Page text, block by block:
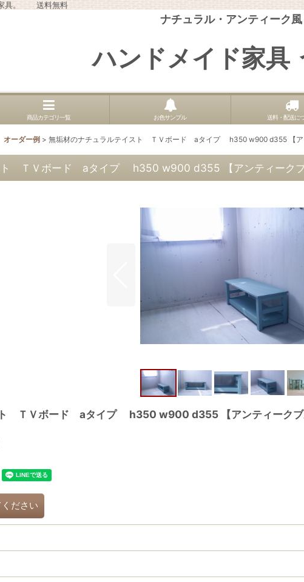
家具。 送料無料
ナチュラル・アンティーク風
ハンドメイド家具
商品カテゴリ一覧 お色サンプル 送料・配送に
ーダー例 > 無垢材のナチュラルテイスト ＴＶボード aタイプ h350 w900 d355 【ア
ト ＴＶボード aタイプ h350 w900 d355 【アンティーク
ト ＴＶボード aタイプ h350 w900 d355 【アンティーク
ださい